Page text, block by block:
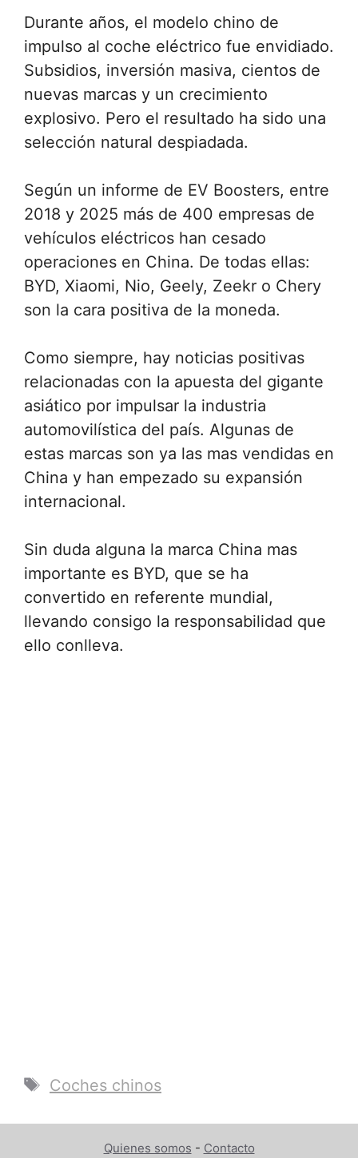
Durante años, el modelo chino de
impulso al coche eléctrico fue envidiado.
Subsidios, inversión masiva, cientos de
nuevas marcas y un crecimiento
explosivo. Pero el resultado ha sido una
selección natural despiadada.
Según un informe de EV Boosters, entre
2018 y 2025 más de 400 empresas de
vehículos eléctricos han cesado
operaciones en China. De todas ellas:
BYD, Xiaomi, Nio, Geely, Zeekr o Chery
son la cara positiva de la moneda.
Como siempre, hay noticias positivas
relacionadas con la apuesta del gigante
asiático por impulsar la industria
automovilística del país. Algunas de
estas marcas son ya las mas vendidas en
China y han empezado su expansión
internacional.
Sin duda alguna la marca China mas
importante es BYD, que se ha
convertido en referente mundial,
llevando consigo la responsabilidad que
ello conlleva.
Etiquetas
Coches chinos
Quienes somos - Contacto